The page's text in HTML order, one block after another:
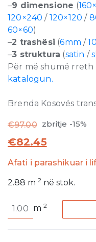
–9 dimensione (
120×240 / 120×120 /
60×60)
–2 trashësi (6mm/
–3 struktura (satin /
Për më shumë
katalogun.
Brenda Kosovës
€97.00 zbritje -15%
€82.45
Afati i parashikuar i
2.88 m2 në stok.
and
m2